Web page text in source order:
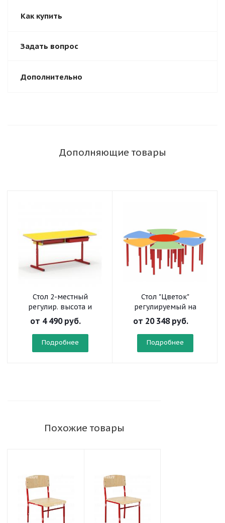
Как купить
Задать вопрос
Дополнительно
Дополняющие товары
Стол 2-местный
регулир. высота и
наклон столешницы 0-
7° с нишей на
прямоугольной трубе
от 4 490 руб.
Подробнее
Стол "Цветок"
регулируемый на
круглой трубе
от 20 348 руб.
Подробнее
Похожие товары